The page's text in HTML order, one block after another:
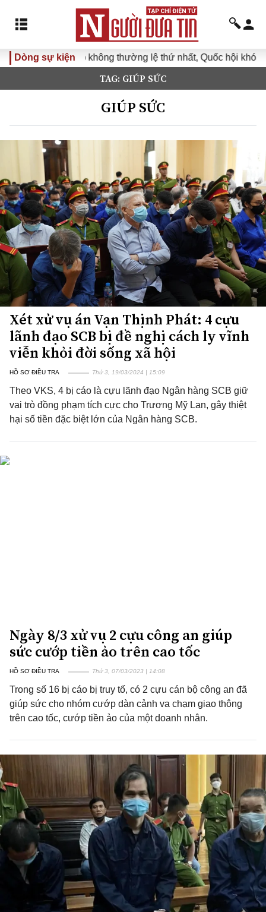
Dòng sự kiện
Kỳ họp không thường lệ thứ nhất, Quốc hội khóa XVI
TAG: GIÚP SỨC
GIÚP SỨC
Xét xử vụ án Vạn Thịnh Phát: 4 cựu
lãnh đạo SCB bị đề nghị cách ly vĩnh
viễn khỏi đời sống xã hội
HỒ SƠ ĐIỀU TRA Thứ 3, 19/03/2024 | 15:09
Theo VKS, 4 bị cáo là cựu lãnh đạo Ngân hàng SCB giữ
vai trò đồng phạm tích cực cho Trương Mỹ Lan, gây thiệt
hại số tiền đặc biệt lớn của Ngân hàng SCB.
Ngày 8/3 xử vụ 2 cựu công an giúp
sức cướp tiền ảo trên cao tốc
HỒ SƠ ĐIỀU TRA Thứ 3, 07/03/2023 | 14:08
Trong số 16 bị cáo bị truy tố, có 2 cựu cán bộ công an đã
giúp sức cho nhóm cướp dàn cảnh va chạm giao thông
trên cao tốc, cướp tiền ảo của một doanh nhân.